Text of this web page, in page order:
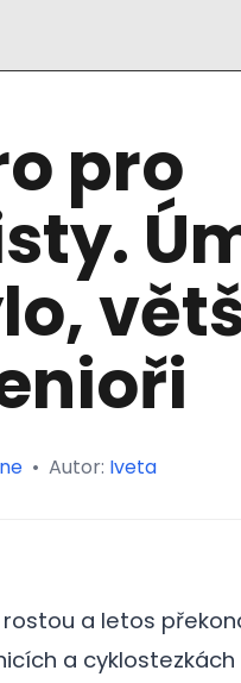
pro
• Autor: Iveta
a letos
a